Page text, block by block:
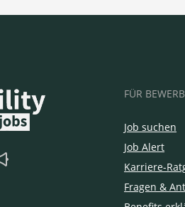
FÜR
Job suchen
Job Alert
Karriere-
Fragen &